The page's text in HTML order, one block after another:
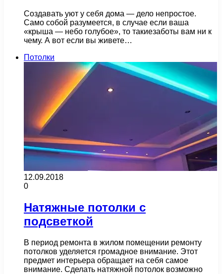
Создавать уют у себя дома — дело непростое.
Само собой разумеется, в случае если ваша
«крыша — небо голубое», то такиезаботы вам ни к
чему. А вот если вы живете…
Потолки
12.09.2018
0
Натяжные потолки с
подсветкой
В период ремонта в жилом помещении ремонту
потолков уделяется громадное внимание. Этот
предмет интерьера обращает на себя самое
внимание. Сделать натяжной потолок возможно